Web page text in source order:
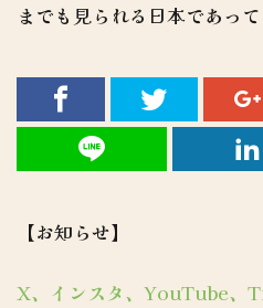
までも見られる日本であって
【お知らせ】
X、インスタ、YouTube、